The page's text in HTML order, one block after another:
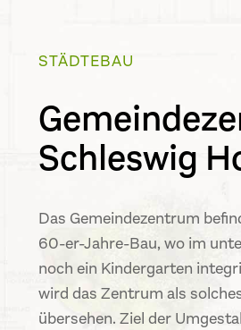
STÄDTEBAU
Schleswig
Das Gemeindezentrum
60-er-Jahre-Bau, wo im
noch ein Kindergarten
wird das Zentrum als
übersehen. Ziel der